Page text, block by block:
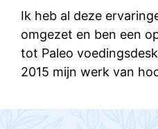
Ik heb al deze
omgezet en ben een
tot Paleo
2015 mijn werk van